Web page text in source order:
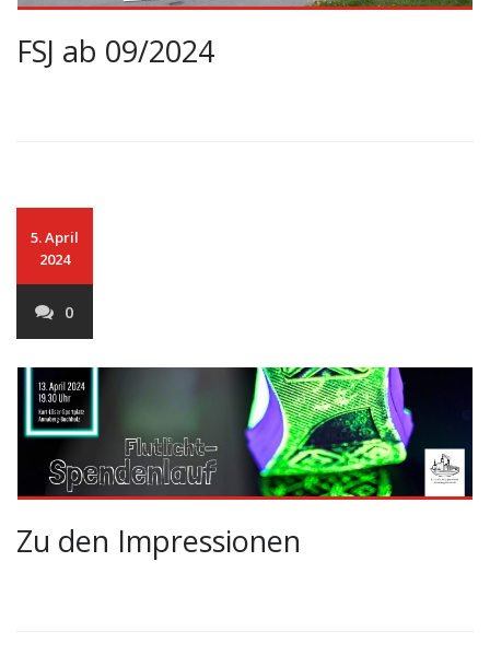
FSJ ab 09/2024
5. April
2024
0
Zu den Impressionen